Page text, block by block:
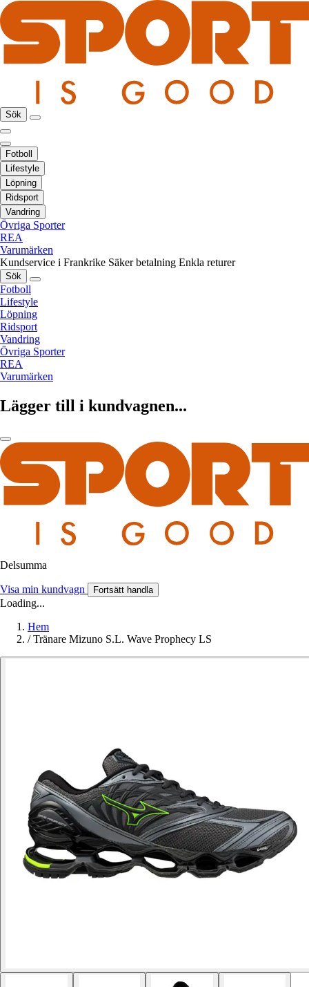
Sök
Fotboll
Lifestyle
Löpning
Ridsport
Vandring
Övriga Sporter
REA
Varumärken
Kundservice i Frankrike Säker betalning Enkla returer
Sök
Fotboll
Lifestyle
Löpning
Ridsport
Vandring
Övriga Sporter
REA
Varumärken
Lägger till i kundvagnen...
Delsumma
Visa min kundvagn Fortsätt handla
Loading...
Hem
/ Tränare Mizuno S.L. Wave Prophecy LS